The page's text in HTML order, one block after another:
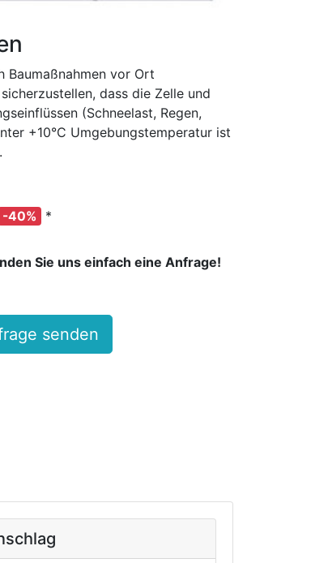
Baumaßnahmen vor Ort
dass die Zelle und
(Schneelast, Regen,
+10°C Umgebungstemperatur ist
-40% *
Sie uns einfach eine Anfrage!
senden